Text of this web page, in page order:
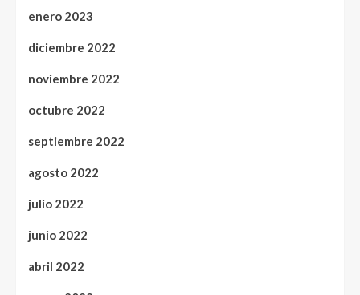
enero 2023
diciembre 2022
noviembre 2022
octubre 2022
septiembre 2022
agosto 2022
julio 2022
junio 2022
abril 2022